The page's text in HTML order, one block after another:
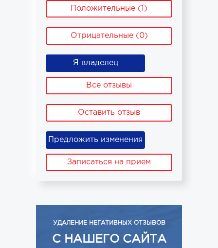
Положительные (1)
Отрицательные (0)
Я владелец
Все отзывы
Оставить отзыв
Предложить изменения
Записаться на прием
УДАЛЕНИЕ НЕГАТИВНЫХ ОТЗЫВОВ
С НАШЕГО САЙТА